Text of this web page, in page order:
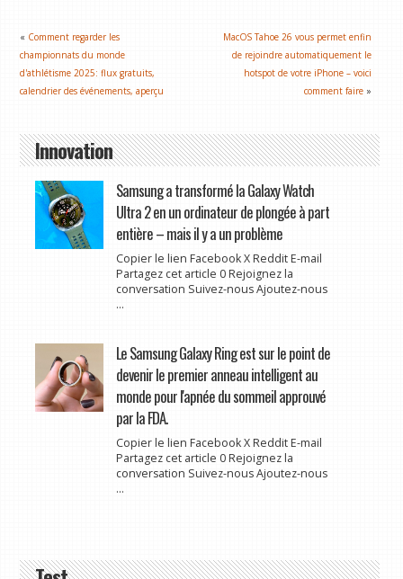
« Comment regarder les
championnats du monde
d'athlétisme 2025: flux gratuits,
calendrier des événements, aperçu
MacOS Tahoe 26 vous permet enfin
de rejoindre automatiquement le
hotspot de votre iPhone – voici
comment faire »
Innovation
Samsung a transformé la Galaxy Watch
Ultra 2 en un ordinateur de plongée à part
entière – mais il y a un problème
Copier le lien Facebook X Reddit E-mail
Partagez cet article 0 Rejoignez la
conversation Suivez-nous Ajoutez-nous
...
Le Samsung Galaxy Ring est sur le point de
devenir le premier anneau intelligent au
monde pour l'apnée du sommeil approuvé
par la FDA.
Copier le lien Facebook X Reddit E-mail
Partagez cet article 0 Rejoignez la
conversation Suivez-nous Ajoutez-nous
...